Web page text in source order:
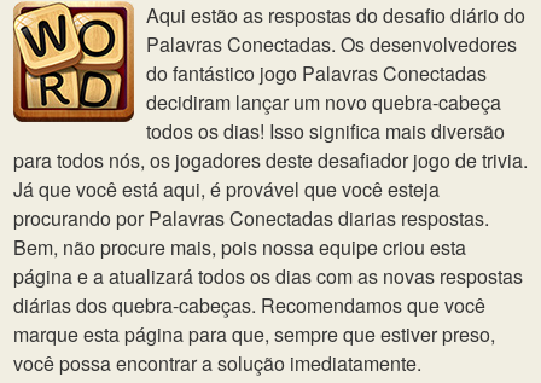
Aqui estão as respostas do desafio diário do
Palavras Conectadas. Os desenvolvedores
do fantástico jogo Palavras Conectadas
decidiram lançar um novo quebra-cabeça
todos os dias! Isso significa mais diversão
para todos nós, os jogadores deste desafiador jogo de trivia.
Já que você está aqui, é provável que você esteja
procurando por Palavras Conectadas diarias respostas.
Bem, não procure mais, pois nossa equipe criou esta
página e a atualizará todos os dias com as novas respostas
diárias dos quebra-cabeças. Recomendamos que você
marque esta página para que, sempre que estiver preso,
você possa encontrar a solução imediatamente.